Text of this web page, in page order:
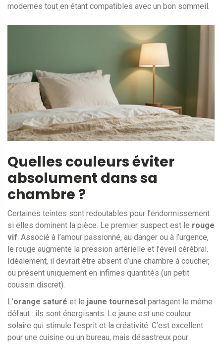
modernes tout en étant compatibles avec un bon sommeil.
Quelles couleurs éviter
absolument dans sa
chambre ?
Certaines teintes sont redoutables pour l’endormissement
si elles dominent la pièce. Le premier suspect est le rouge
vif. Associé à l’amour passionné, au danger ou à l’urgence,
le rouge augmente la pression artérielle et l’éveil cérébral.
Idéalement, il devrait être absent d’une chambre à coucher,
ou présent uniquement en infimes quantités (un petit
coussin discret).
L’orange saturé et le jaune tournesol partagent le même
défaut : ils sont énergisants. Le jaune est une couleur
solaire qui stimule l’esprit et la créativité. C’est excellent
pour une cuisine ou un bureau, mais désastreux pour